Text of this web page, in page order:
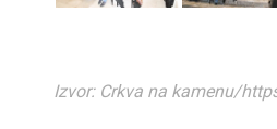
Izvor: Crkva na kamenu/